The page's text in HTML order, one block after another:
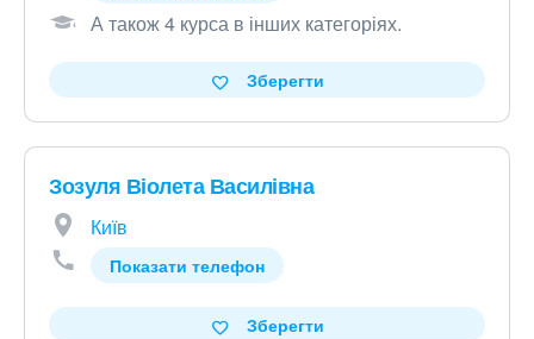
А також 4 курса в інших категоріях.
Зберегти
Зозуля Віолета Василівна
Київ
Показати телефон
Зберегти